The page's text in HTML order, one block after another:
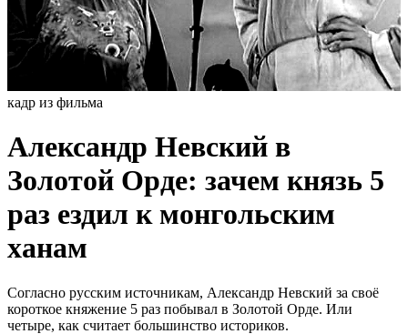
кадр из фильма
Александр Невский в
Золотой Орде: зачем князь 5
раз ездил к монгольским
ханам
Согласно русским источникам, Александр Невский за своё
короткое княжение 5 раз побывал в Золотой Орде. Или
четыре, как считает большинство историков.